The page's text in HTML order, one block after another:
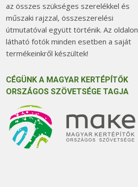
az összes szükséges szerelékkel és
műszaki rajzzal, összeszerelési
útmutatóval együtt történik. Az oldalon
látható fotók minden esetben a saját
termékeinkről készültek!
CÉGÜNK A MAGYAR KERTÉPÍTŐK
ORSZÁGOS SZÖVETSÉGE TAGJA